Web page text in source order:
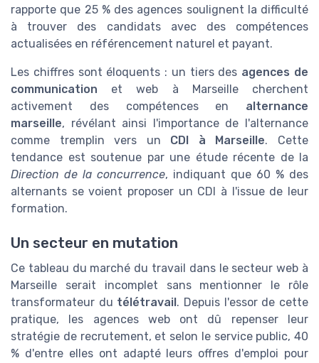
rapporte que 25 % des agences soulignent la difficulté
à trouver des candidats avec des compétences
actualisées en référencement naturel et payant.
Les chiffres sont éloquents : un tiers des agences de
communication et web à Marseille cherchent
activement des compétences en alternance
marseille, révélant ainsi l'importance de l'alternance
comme tremplin vers un CDI à Marseille. Cette
tendance est soutenue par une étude récente de la
Direction de la concurrence, indiquant que 60 % des
alternants se voient proposer un CDI à l'issue de leur
formation.
Un secteur en mutation
Ce tableau du marché du travail dans le secteur web à
Marseille serait incomplet sans mentionner le rôle
transformateur du télétravail . Depuis l'essor de cette
pratique, les agences web ont dû repenser leur
stratégie de recrutement, et selon le service public, 40
% d'entre elles ont adapté leurs offres d'emploi pour